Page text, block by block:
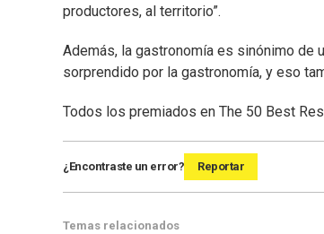
productores, al territorio”.
Además, la gastronomía es sinónimo de
sorprendido por la gastronomía, y eso
Todos los premiados en The 50 Best
¿Encontraste un error? Reportar
Temas relacionados